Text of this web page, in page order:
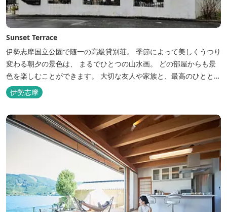
Sunset Terrace
伊勢志摩国立公園で随一の高級貸別荘。 季節によって美しくうつり
変わる朝夕の景色は、 まるでひとつの山水画。 どの部屋からも景
色を楽しむことができます。 大切な友人や家族と、最高のひととき
を。 1日1組限定とさせていただいております。 完全にプライベー
トでご利用いただけます。
伊勢志摩